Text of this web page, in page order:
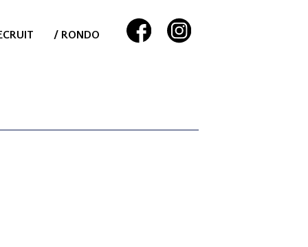
/ RONDO